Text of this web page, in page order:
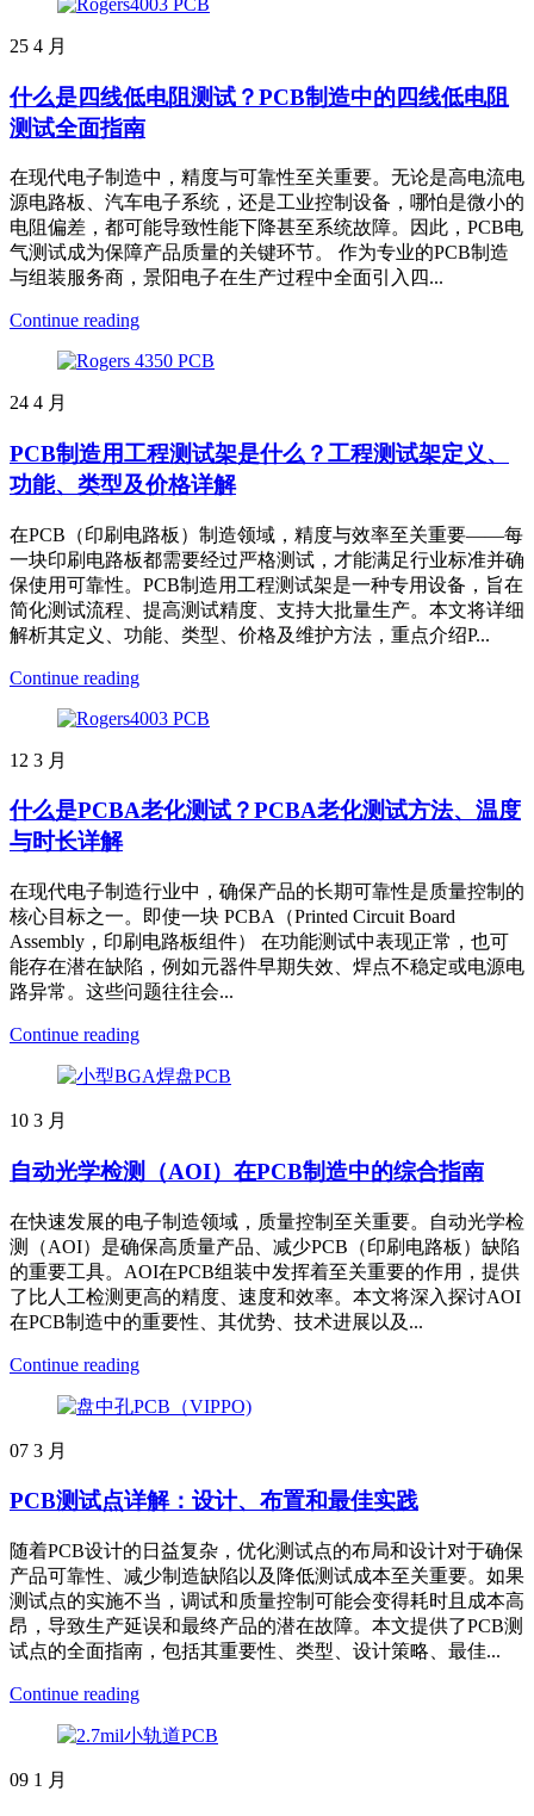
25 4 月
什么是四线低电阻测试？PCB制造中的四线低电阻
测试全面指南
在现代电子制造中，精度与可靠性至关重要。无论是高电流电
源电路板、汽车电子系统，还是工业控制设备，哪怕是微小的
电阻偏差，都可能导致性能下降甚至系统故障。因此，PCB电
气测试成为保障产品质量的关键环节。 作为专业的PCB制造
与组装服务商，景阳电子在生产过程中全面引入四...
Continue reading
24 4 月
PCB制造用工程测试架是什么？工程测试架定义、
功能、类型及价格详解
在PCB（印刷电路板）制造领域，精度与效率至关重要——每
一块印刷电路板都需要经过严格测试，才能满足行业标准并确
保使用可靠性。PCB制造用工程测试架是一种专用设备，旨在
简化测试流程、提高测试精度、支持大批量生产。本文将详细
解析其定义、功能、类型、价格及维护方法，重点介绍P...
Continue reading
12 3 月
什么是PCBA老化测试？PCBA老化测试方法、温度
与时长详解
在现代电子制造行业中，确保产品的长期可靠性是质量控制的
核心目标之一。即使一块 PCBA（Printed Circuit Board
Assembly，印刷电路板组件） 在功能测试中表现正常，也可
能存在潜在缺陷，例如元器件早期失效、焊点不稳定或电源电
路异常。这些问题往往会...
Continue reading
10 3 月
自动光学检测（AOI）在PCB制造中的综合指南
在快速发展的电子制造领域，质量控制至关重要。自动光学检
测（AOI）是确保高质量产品、减少PCB（印刷电路板）缺陷
的重要工具。AOI在PCB组装中发挥着至关重要的作用，提供
了比人工检测更高的精度、速度和效率。本文将深入探讨AOI
在PCB制造中的重要性、其优势、技术进展以及...
Continue reading
07 3 月
PCB测试点详解：设计、布置和最佳实践
随着PCB设计的日益复杂，优化测试点的布局和设计对于确保
产品可靠性、减少制造缺陷以及降低测试成本至关重要。如果
测试点的实施不当，调试和质量控制可能会变得耗时且成本高
昂，导致生产延误和最终产品的潜在故障。本文提供了PCB测
试点的全面指南，包括其重要性、类型、设计策略、最佳...
Continue reading
09 1 月